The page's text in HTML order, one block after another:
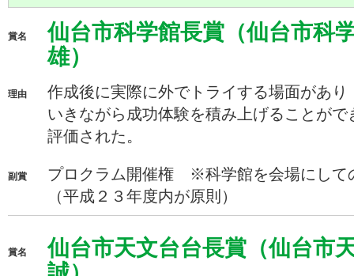
賞名
仙台市科学館長賞（仙台市科
雄）
理由
作成後に実際に外でトライする場面があ
いきながら成功体験を積み上げることが
評価された。
副賞
プロクラム開催権 ※科学館を会場にして
（平成２３年度内が原則）
賞名
仙台市天文台台長賞（仙台市